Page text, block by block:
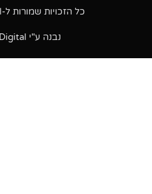
כל הזכויות שמורות ל-iTKor Digital
נבנה ע"י iTKor Digital